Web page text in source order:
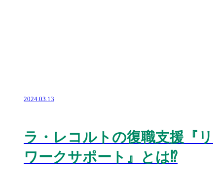
2024.03.13
ラ・レコルトの復職支援『リ
ワークサポート』とは⁉️